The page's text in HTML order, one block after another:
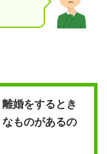
婚をするとき
ものがあるの